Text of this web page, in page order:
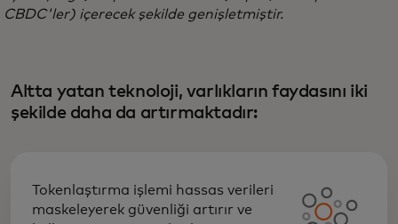
CBDC'ler) içerecek şekilde genişletmiştir.
Altta yatan teknoloji, varlıkların faydasını iki
şekilde daha da artırmaktadır:
Tokenlaştırma işlemi hassas verileri
maskeleyerek güvenliği artırır ve